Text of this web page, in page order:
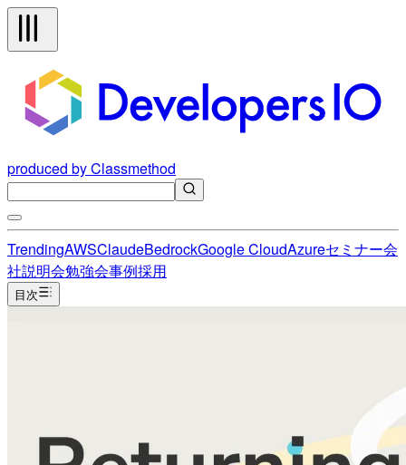
produced by Classmethod
TrendingAWSClaudeBedrockGoogle CloudAzureセミナー会
社説明会勉強会事例採用
目次